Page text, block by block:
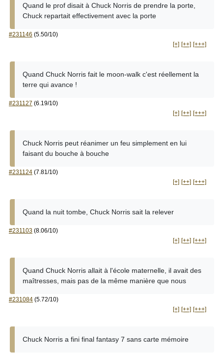
Quand le prof disait à Chuck Norris de prendre la porte,
Chuck repartait effectivement avec la porte
#231146 (5.50/10)
[+] [++] [+++]
Quand Chuck Norris fait le moon-walk c'est réellement la
terre qui avance !
#231127 (6.19/10)
[+] [++] [+++]
Chuck Norris peut réanimer un feu simplement en lui
faisant du bouche à bouche
#231124 (7.81/10)
[+] [++] [+++]
Quand la nuit tombe, Chuck Norris sait la relever
#231103 (8.06/10)
[+] [++] [+++]
Quand Chuck Norris allait à l'école maternelle, il avait des
maîtresses, mais pas de la même manière que nous
#231084 (5.72/10)
[+] [++] [+++]
Chuck Norris a fini final fantasy 7 sans carte mémoire